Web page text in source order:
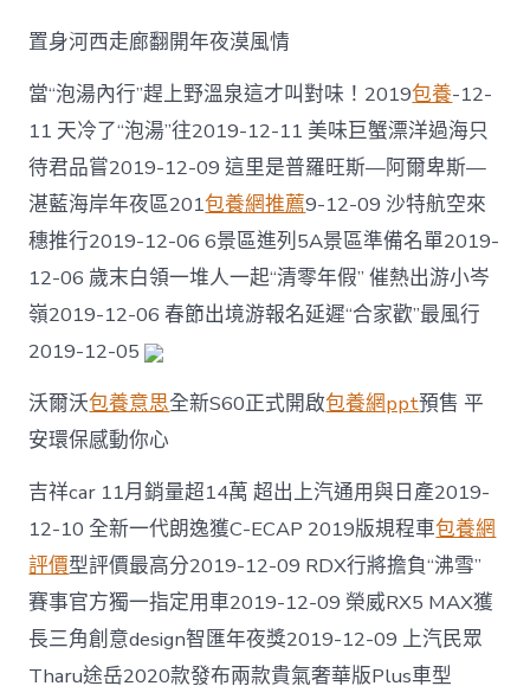
觀
察：
冷
戰
的
遺
物
彷
一
包
養
經
歷
北
約〉
置身河西走廊翻開年夜漠風情
當“泡湯內行”趕上野溫泉這才叫對味！2019包養-12-
11 天冷了“泡湯”往2019-12-11 美味巨蟹漂洋過海只
待君品嘗2019-12-09 這里是普羅旺斯—阿爾卑斯—
湛藍海岸年夜區201包養網推薦9-12-09 沙特航空來
穗推行2019-12-06 6景區進列5A景區準備名單2019-
12-06 歲末白領一堆人一起“清零年假” 催熱出游小岑
嶺2019-12-06 春節出境游報名延遲“合家歡”最風行
2019-12-05
沃爾沃包養意思全新S60正式開啟包養網ppt預售 平
安環保感動你心
吉祥car 11月銷量超14萬 超出上汽通用與日產2019-
12-10 全新一代朗逸獲C-ECAP 2019版規程車包養網
評價型評價最高分2019-12-09 RDX行將擔負“沸雪”
賽事官方獨一指定用車2019-12-09 榮威RX5 MAX獲
長三角創意design智匯年夜獎2019-12-09 上汽民眾
Tharu途岳2020款發布兩款貴氣奢華版Plus車型